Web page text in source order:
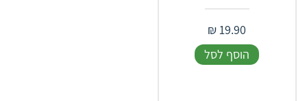
19.90
₪
הוסף לסל